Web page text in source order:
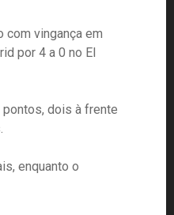
com vingança em
por 4 a 0 no El
pontos, dois à frente
enquanto o